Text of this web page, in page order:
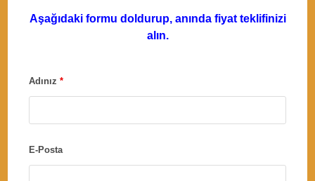
Aşağıdaki formu doldurup, anında fiyat teklifinizi
alın.
Adınız*
E-Posta